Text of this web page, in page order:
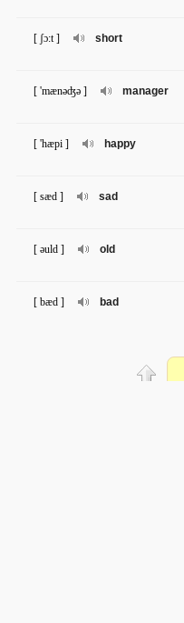
short
[ ʃɔ:t ]
manager
[ 'mænəʤə ]
happy
[ 'hæpi ]
sad
[ sæd ]
old
[ əuld ]
bad
[ bæd ]